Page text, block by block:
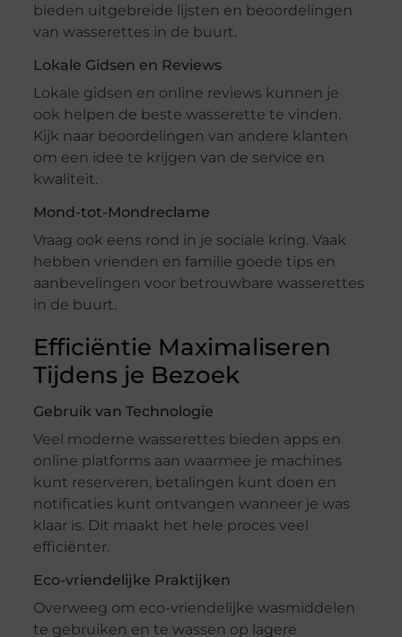
bieden uitgebreide lijsten en beoordelingen
van wasserettes in de buurt.
Lokale Gidsen en Reviews
Lokale gidsen en online reviews kunnen je
ook helpen de beste wasserette te vinden.
Kijk naar beoordelingen van andere klanten
om een idee te krijgen van de service en
kwaliteit.
Mond-tot-Mondreclame
Vraag ook eens rond in je sociale kring. Vaak
hebben vrienden en familie goede tips en
aanbevelingen voor betrouwbare wasserettes
in de buurt.
Efficiëntie Maximaliseren
Tijdens je Bezoek
Gebruik van Technologie
Veel moderne wasserettes bieden apps en
online platforms aan waarmee je machines
kunt reserveren, betalingen kunt doen en
notificaties kunt ontvangen wanneer je was
klaar is. Dit maakt het hele proces veel
efficiënter.
Eco-vriendelijke Praktijken
Overweeg om eco-vriendelijke wasmiddelen
te gebruiken en te wassen op lagere